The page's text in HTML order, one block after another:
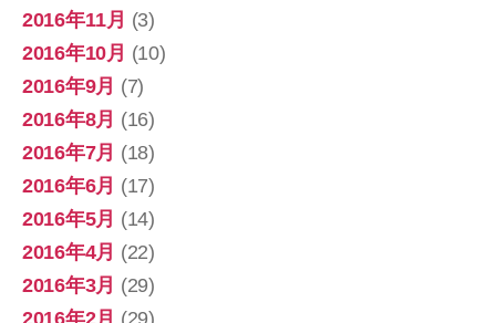
2016年11月 (3)
2016年10月 (10)
2016年9月 (7)
2016年8月 (16)
2016年7月 (18)
2016年6月 (17)
2016年5月 (14)
2016年4月 (22)
2016年3月 (29)
2016年2月 (29)